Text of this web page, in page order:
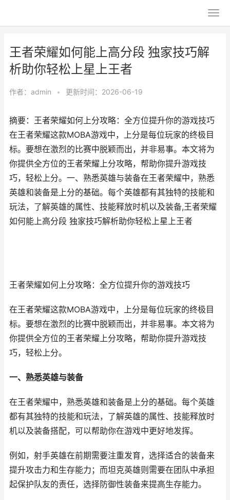
王者荣耀如何能上高分段 独家技巧解
析助你轻松上星上王者
作者： admin • 更新时间：2026-06-19
摘要：王者荣耀如何上分攻略：全方位提升你的游戏技巧
在王者荣耀这款MOBA游戏中，上分是每位玩家的终极目
标。要想在激烈的比赛中脱颖而出，并非易事。本文将为
你提供全方位的王者荣耀上分攻略，帮助你提升游戏技
巧，轻松上分。一、熟悉英雄与装备在王者荣耀中，熟悉
英雄和装备是上分的基础。每个英雄都有其独特的技能和
玩法，了解英雄的属性、技能释放时机以及装备,王者荣耀
如何能上高分段 独家技巧解析助你轻松上星上王者
王者荣耀如何上分攻略：全方位提升你的游戏技巧
在王者荣耀这款MOBA游戏中，上分是每位玩家的终极目
标。要想在激烈的比赛中脱颖而出，并非易事。本文将为
你提供全方位的王者荣耀上分攻略，帮助你提升游戏技
巧，轻松上分。
一、熟悉英雄与装备
在王者荣耀中，熟悉英雄和装备是上分的基础。每个英雄
都有其独特的技能和玩法，了解英雄的属性、技能释放时
机以及装备搭配，可以帮助你在游戏中更好地发挥。
例如，射手英雄在前期需要注重发育，选择适合的装备来
提升攻击力和生存能力；而坦克英雄则需要在团队中承担
起保护队友的责任，选择防御性装备来提高生存能力。